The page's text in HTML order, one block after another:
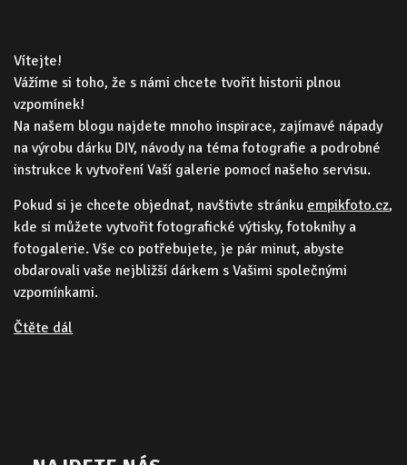
Vítejte!
Vážíme si toho, že s námi chcete tvořit historii plnou
vzpomínek!
Na našem blogu najdete mnoho inspirace, zajímavé nápady
na výrobu dárku DIY, návody na téma fotografie a podrobné
instrukce k vytvoření Vaší galerie pomocí našeho servisu.
Pokud si je chcete objednat, navštivte stránku empikfoto.cz,
kde si můžete vytvořit fotografické výtisky, fotoknihy a
fotogalerie. Vše co potřebujete, je pár minut, abyste
obdarovali vaše nejbližší dárkem s Vašimi společnými
vzpomínkami.
Čtěte dál